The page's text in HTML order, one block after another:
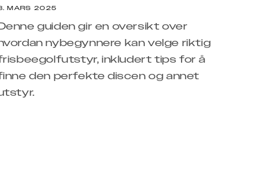
MARS 2025
guiden gir en oversikt over
nybegynnere kan velge riktig
inkludert tips for å
den perfekte discen og annet